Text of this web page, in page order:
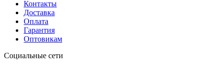
Контакты
Доставка
Оплата
Гарантия
Оптовикам
Социальные сети